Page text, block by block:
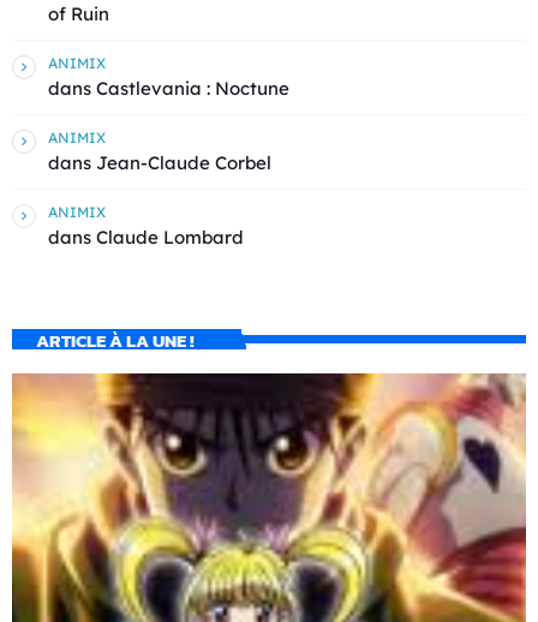
of Ruin
ANIMIX
dans Castlevania : Noctune
ANIMIX
dans Jean-Claude Corbel
ANIMIX
dans Claude Lombard
ARTICLE À LA UNE !